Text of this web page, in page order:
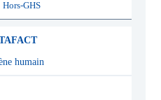
i
Hors-GHS
humain